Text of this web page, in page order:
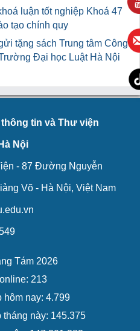
luận tốt nghiệp Khoá 47
tạo chính quy
tặng sách Trung tâm Công
Đại học Luật Hà Nội
tin và Thư viện
Nội
- 87 Đường Nguyễn
Võ - Hà Nội, Việt Nam
Tám 2026
213
hôm nay: 4.799
tháng này: 145.375